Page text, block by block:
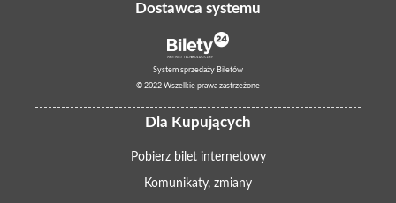
Dostawca systemu
System sprzedaży Biletów
© 2022 Wszelkie prawa zastrzeżone
Dla Kupujących
Pobierz bilet internetowy
Komunikaty, zmiany